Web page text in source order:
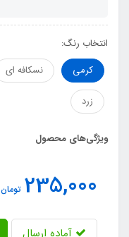
انتخاب رنگ:
کرمی
نسکافه ای
زرد
ویژگی‌های محصول
235,000 تومان
آماده ارسال